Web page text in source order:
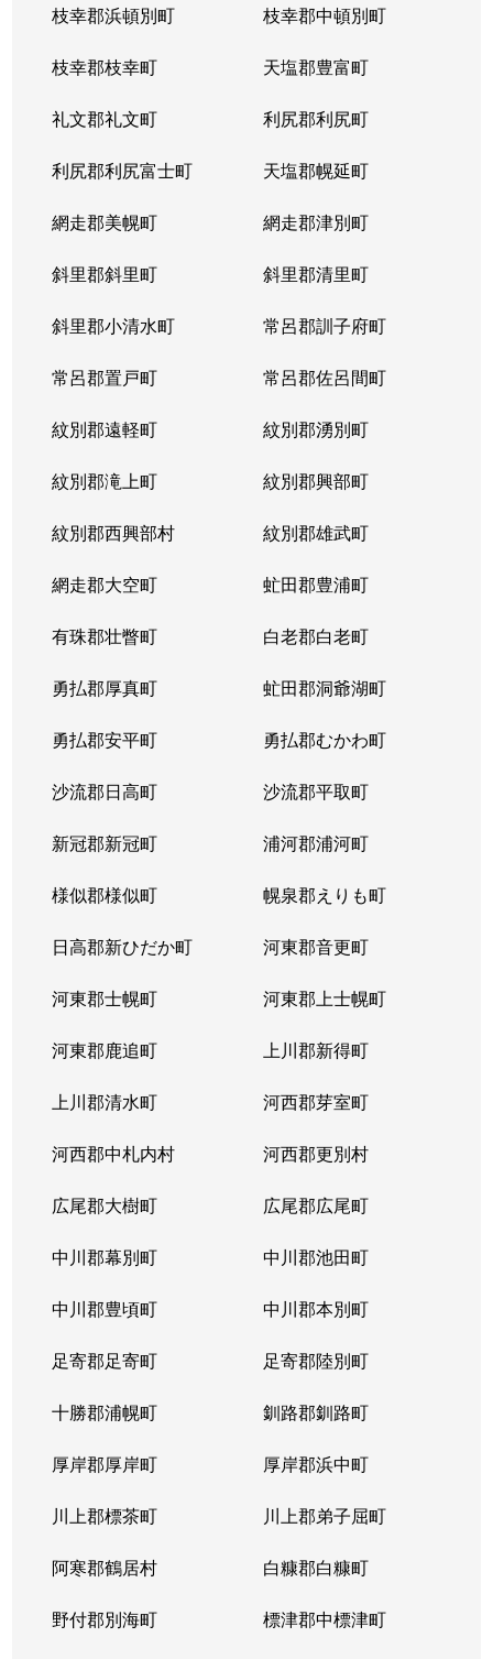
枝幸郡浜頓別町 枝幸郡中頓別町
枝幸郡枝幸町 天塩郡豊富町
礼文郡礼文町 利尻郡利尻町
利尻郡利尻富士町 天塩郡幌延町
網走郡美幌町 網走郡津別町
斜里郡斜里町 斜里郡清里町
斜里郡小清水町 常呂郡訓子府町
常呂郡置戸町 常呂郡佐呂間町
紋別郡遠軽町 紋別郡湧別町
紋別郡滝上町 紋別郡興部町
紋別郡西興部村 紋別郡雄武町
網走郡大空町 虻田郡豊浦町
有珠郡壮瞥町 白老郡白老町
勇払郡厚真町 虻田郡洞爺湖町
勇払郡安平町 勇払郡むかわ町
沙流郡日高町 沙流郡平取町
新冠郡新冠町 浦河郡浦河町
様似郡様似町 幌泉郡えりも町
日高郡新ひだか町 河東郡音更町
河東郡士幌町 河東郡上士幌町
河東郡鹿追町 上川郡新得町
上川郡清水町 河西郡芽室町
河西郡中札内村 河西郡更別村
広尾郡大樹町 広尾郡広尾町
中川郡幕別町 中川郡池田町
中川郡豊頃町 中川郡本別町
足寄郡足寄町 足寄郡陸別町
十勝郡浦幌町 釧路郡釧路町
厚岸郡厚岸町 厚岸郡浜中町
川上郡標茶町 川上郡弟子屈町
阿寒郡鶴居村 白糠郡白糠町
野付郡別海町 標津郡中標津町